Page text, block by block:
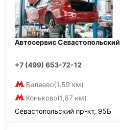
Автосервис Севастопольский
+7 (499) 653-72-12
Беляево(1,59 км)
Коньково(1,87 км)
Севастопольский пр-кт, 95Б